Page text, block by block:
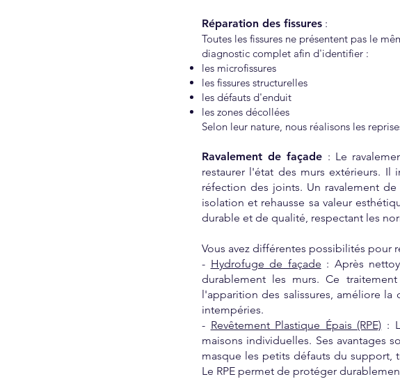
Réparation des fissures :
Toutes les fissures ne présentent pas le
diagnostic complet afin d'identifier :
les microfissures
les fissures structurelles
les défauts d'enduit
les zones décollées
Selon leur nature, nous réalisons les
Ravalement de façade : Le
restaurer l'état des murs extérieurs.
réfection des joints. Un ravalement
isolation et rehausse sa valeur
durable et de qualité, respectant les
Vous avez différentes possibilités pour
- Hydrofuge de façade : Après
durablement les murs. Ce
l'apparition des salissures, améliore
intempéries.
- Revêtement Plastique Épais (RPE) :
maisons individuelles. Ses avantages
masque les petits défauts du support,
Le RPE permet de protéger